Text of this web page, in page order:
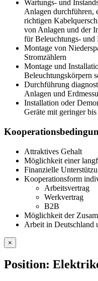
Wartungs- und
Anlagen durchführen,
richtigen
von Anlagen und der
für Beleuchtungs- und
Montage von
Stromzählern
Montage und
Beleuchtungskörpern
Durchführung
Anlagen und
Installation oder
Geräte mit geringer
Attraktives Gehalt
Möglichkeit einer
Finanzielle
Kooperationsform
Arbeitsvertrag
Werkvertrag
B2B
Möglichkeit der
Arbeit in Deutschland
×
Position: